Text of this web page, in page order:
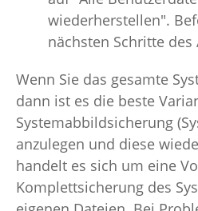
wiederherstellen".
nächsten Schritte des
Wenn Sie das gesamte
dann ist es die beste
Systemabbildsicherung
anzulegen und diese
handelt es sich um eine
Komplettsicherung des